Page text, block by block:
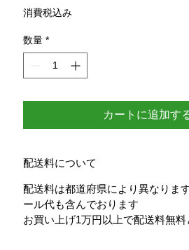
格
消費税込み
数量 *
カートに追加す
配送料について
配送料は都道府県により異なりま
ール代も含んでおります
お買い上げ1万円以上で配送料無料